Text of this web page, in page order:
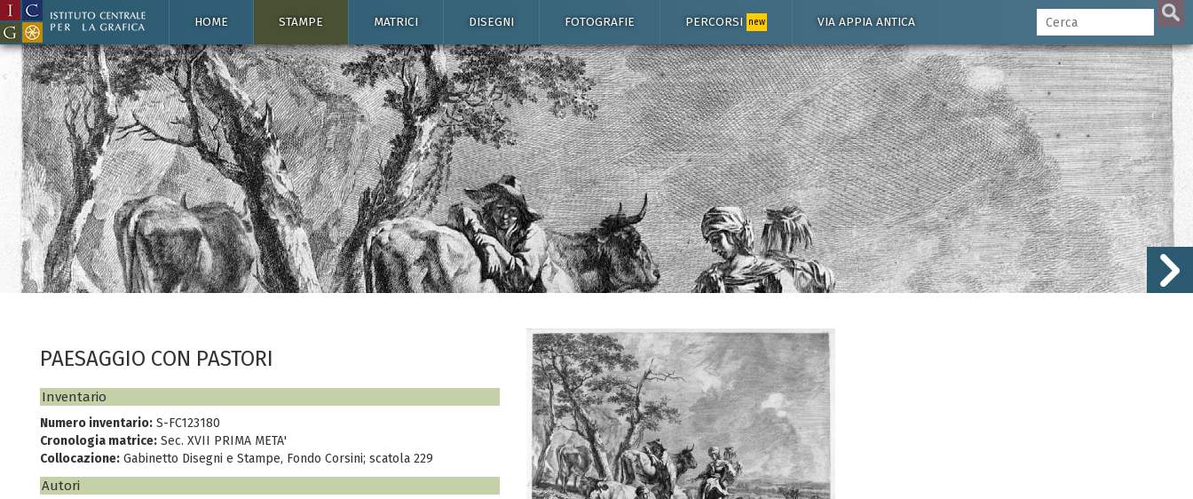
HOME STAMPE MATRICI DISEGNI FOTOGRAFIE PERCORSI new VIA APPIA ANTICA
PAESAGGIO CON PASTORI
Inventario
Numero inventario: S-FC123180
Cronologia matrice: Sec. XVII PRIMA META'
Collocazione: Gabinetto Disegni e Stampe, Fondo Corsini; scatola 229
Autori